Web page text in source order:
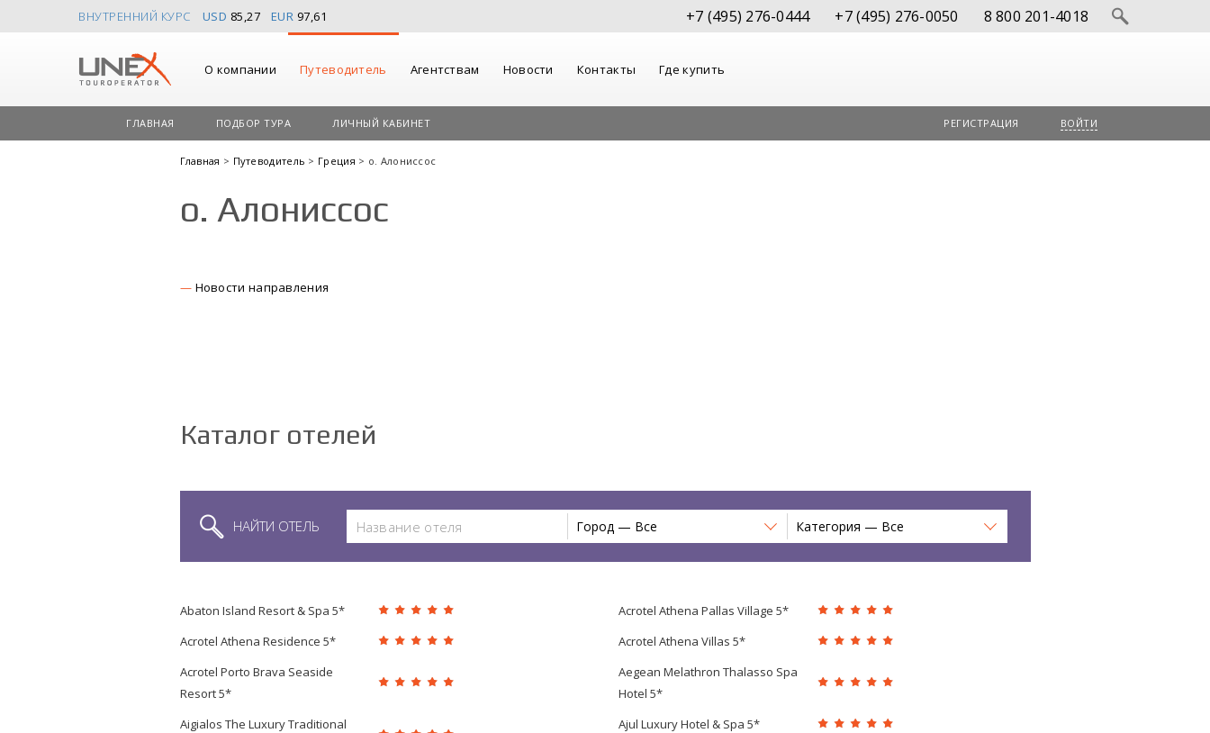
ВНУТРЕННИЙ КУРС USD 85,27 EUR 97,61 +7 (495) 276-0444 +7 (495) 276-0050 8 800 201-4018
О компании Путеводитель Агентствам Новости Контакты Где купить
ГЛАВНАЯ ПОДБОР ТУРА ЛИЧНЫЙ КАБИНЕТ РЕГИСТРАЦИЯ ВОЙТИ
Главная > Путеводитель > Греция > о. Алониссос
о. Алониссос
Новости направления
Каталог отелей
НАЙТИ ОТЕЛЬ Город — Все Категория — Все
Abaton Island Resort & Spa 5*
Acrotel Athena Pallas Village 5*
Acrotel Athena Residence 5*
Acrotel Athena Villas 5*
Acrotel Porto Brava Seaside
Resort 5*
Aegean Melathron Thalasso Spa
Hotel 5*
Aigialos The Luxury Traditional
Ajul Luxury Hotel & Spa 5*